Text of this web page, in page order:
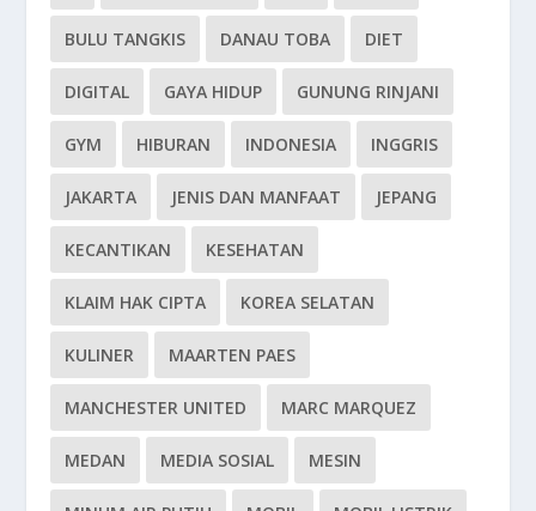
BULU TANGKIS DANAU TOBA DIET
DIGITAL GAYA HIDUP GUNUNG RINJANI
GYM HIBURAN INDONESIA INGGRIS
JAKARTA JENIS DAN MANFAAT JEPANG
KECANTIKAN KESEHATAN
KLAIM HAK CIPTA KOREA SELATAN
KULINER MAARTEN PAES
MANCHESTER UNITED MARC MARQUEZ
MEDAN MEDIA SOSIAL MESIN